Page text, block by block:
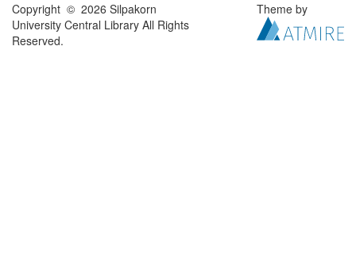
Copyright © 2026 Silpakorn
University Central Library All Rights
Reserved.
Theme by